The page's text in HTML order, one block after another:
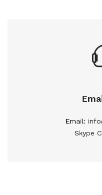
Email:
Skype